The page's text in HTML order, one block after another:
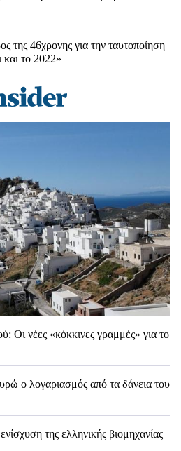
της 46χρονης για την ταυτοποίηση
και το 2022»
Οι νέες «κόκκινες γραμμές» για το
ο λογαριασμός από τα δάνεια του
της ελληνικής βιομηχανίας